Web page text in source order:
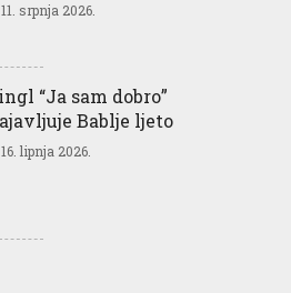
srpnja 2026.
“Ja sam dobro”
Bablje ljeto
lipnja 2026.